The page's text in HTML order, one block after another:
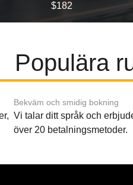
$182
Populära
Bekväm och smidig bokning
Vi talar ditt språk och
över 20 betalningsmetoder.